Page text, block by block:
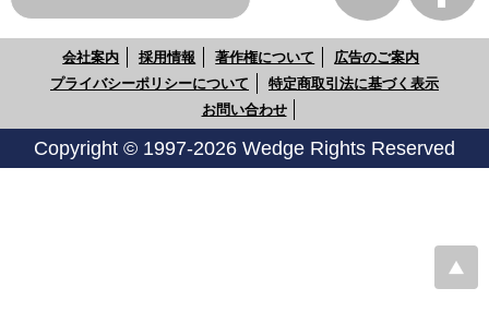
会社案内 採用情報 著作権について
広告のご案内
プライバシーポリシーについて
特定商取引法に基づく表示
お問い合わせ
Copyright © 1997-2026 Wedge Rights Reserved